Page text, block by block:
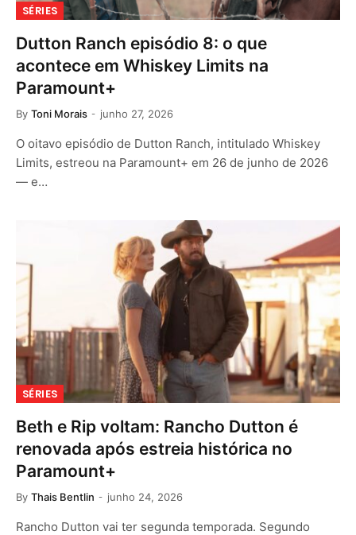
SÉRIES
Dutton Ranch episódio 8: o que
acontece em Whiskey Limits na
Paramount+
By Toni Morais junho 27, 2026
O oitavo episódio de Dutton Ranch, intitulado Whiskey
Limits, estreou na Paramount+ em 26 de junho de 2026
— e…
SÉRIES
Beth e Rip voltam: Rancho Dutton é
renovada após estreia histórica no
Paramount+
By Thais Bentlin junho 24, 2026
Rancho Dutton vai ter segunda temporada. Segundo